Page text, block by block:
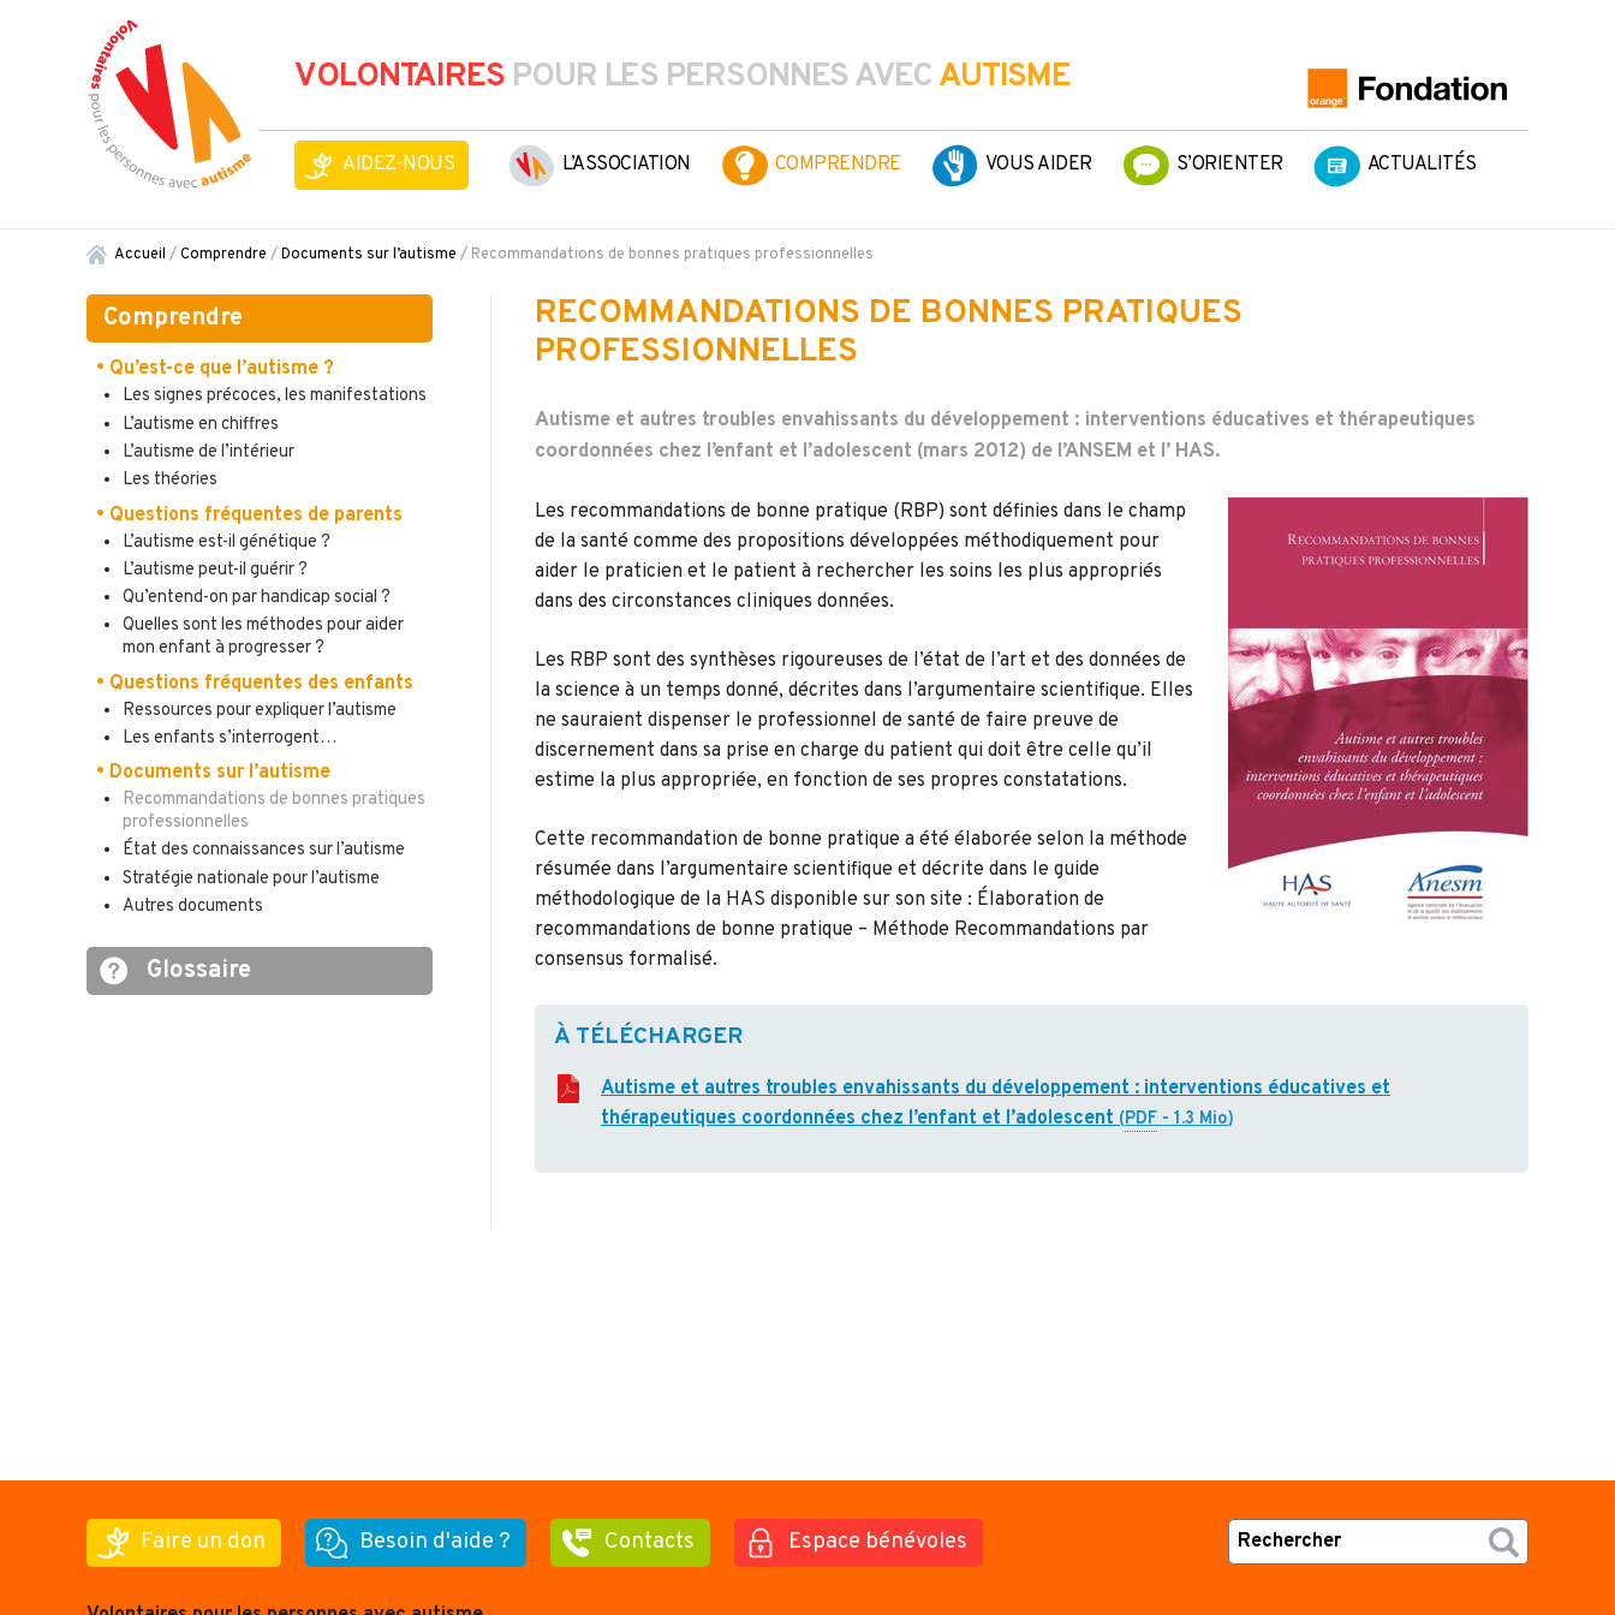
VOLONTAIRES POUR LES PERSONNES AVEC AUTISME
AIDEZ-NOUS L’ASSOCIATION COMPRENDRE VOUS AIDER S’ORIENTER ACTUALITÉS
Accueil /Comprendre /Documents sur l’autisme / Recommandations de bonnes pratiques professionnelles
RECOMMANDATIONS DE BONNES PRATIQUES
PROFESSIONNELLES
Autisme et autres troubles envahissants du développement : interventions éducatives et thérapeutiques
coordonnées chez l’enfant et l’adolescent (mars 2012) de l’ANSEM et l’ HAS.
Les recommandations de bonne pratique (RBP) sont définies dans le champ
de la santé comme des propositions développées méthodiquement pour
aider le praticien et le patient à rechercher les soins les plus appropriés
dans des circonstances cliniques données.
Les RBP sont des synthèses rigoureuses de l’état de l’art et des données de
la science à un temps donné, décrites dans l’argumentaire scientifique. Elles
ne sauraient dispenser le professionnel de santé de faire preuve de
discernement dans sa prise en charge du patient qui doit être celle qu’il
estime la plus appropriée, en fonction de ses propres constatations.
Cette recommandation de bonne pratique a été élaborée selon la méthode
résumée dans l’argumentaire scientifique et décrite dans le guide
méthodologique de la HAS disponible sur son site : Élaboration de
recommandations de bonne pratique – Méthode Recommandations par
consensus formalisé.
À TÉLÉCHARGER
Autisme et autres troubles envahissants du développement : interventions éducatives et
thérapeutiques coordonnées chez l’enfant et l’adolescent (PDF-1.3 Mio)
Comprendre
• Qu’est-ce que l’autisme ?
Les signes précoces, les manifestations
L’autisme en chiffres
L’autisme de l’intérieur
Les théories
• Questions fréquentes de parents
L’autisme est-il génétique ?
L’autisme peut-il guérir ?
Qu’entend-on par handicap social ?
Quelles sont les méthodes pour aider
mon enfant à progresser ?
• Questions fréquentes des enfants
Ressources pour expliquer l’autisme
Les enfants s’interrogent…
• Documents sur l’autisme
Recommandations de bonnes pratiques
professionnelles
État des connaissances sur l’autisme
Stratégie nationale pour l’autisme
Autres documents
Glossaire
Faire un don Besoin d'aide ? Contacts Espace bénévoles